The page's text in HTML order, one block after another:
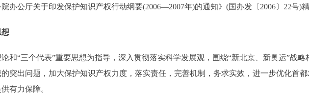
公厅关于印发保护知识产权行动纲要(2006—2007年)的通知》(国办发〔2006〕22号)精
“三个代表”重要思想为指导，深入贯彻落实科学发展观，围绕“新北京、新奥运”战略
突出问题，加大保护知识产权力度，落实责任，完善机制，务求实效，进一步优化首
有力保障。